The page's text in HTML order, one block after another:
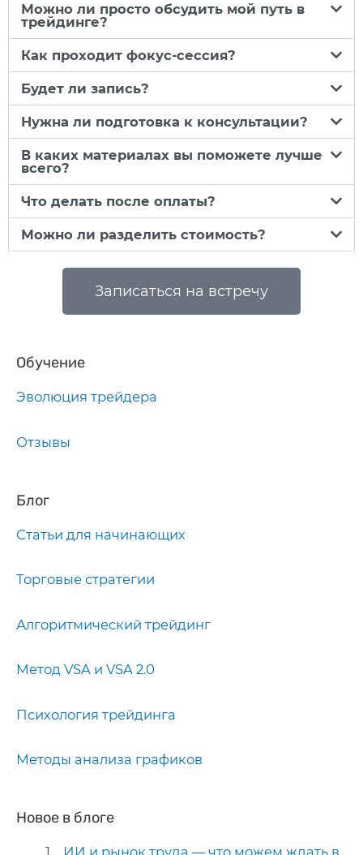
Можно ли просто обсудить мой путь в
трейдинге?
Как проходит фокус-сессия?
Будет ли запись?
Нужна ли подготовка к консультации?
В каких материалах вы поможете лучше
всего?
Что делать после оплаты?
Можно ли разделить стоимость?
Записаться на встречу
Обучение
Эволюция трейдера
Отзывы
Блог
Статьи для начинающих
Торговые стратегии
Алгоритмический трейдинг
Метод VSA и VSA 2.0
Психология трейдинга
Методы анализа графиков
Новое в блоге
ИИ и рынок труда — что можем ждать в